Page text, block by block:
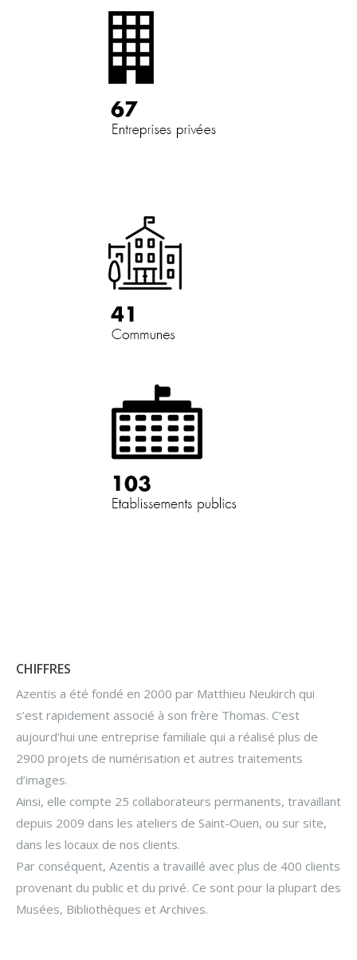
CHIFFRES
Azentis a été fondé en 2000 par Matthieu Neukirch qui
s’est rapidement associé à son frère Thomas. C’est
aujourd’hui une entreprise familiale qui a réalisé plus de
2900 projets de numérisation et autres traitements
d’images.
Ainsi, elle compte 25 collaborateurs permanents, travaillant
depuis 2009 dans les ateliers de Saint-Ouen, ou sur site,
dans les locaux de nos clients.
Par conséquent, Azentis a travaillé avec plus de 400 clients
provenant du public et du privé. Ce sont pour la plupart des
Musées, Bibliothèques et Archives.